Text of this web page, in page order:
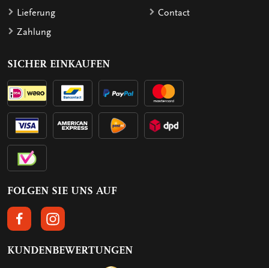
Lieferung
Zahlung
Contact
SICHER EINKAUFEN
FOLGEN SIE UNS AUF
FOLGEN SIE UNS AUF FACEBOOK
FOLGEN SIE UNS AUF INSTAGRAM
KUNDENBEWERTUNGEN